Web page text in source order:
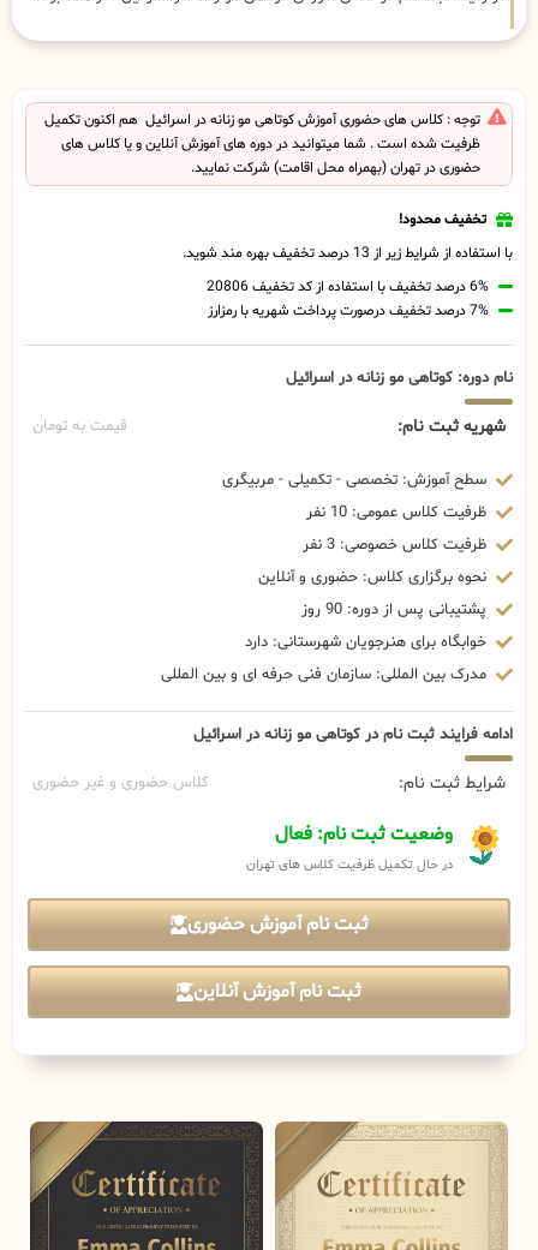
توجه : کلاس های حضوری آموزش کوتاهی مو زنانه در اسرائیل هم اکنون تکمیل
ظرفیت شده است . شما میتوانید در دوره های آموزش آنلاین و یا کلاس های
حضوری در تهران (بهمراه محل اقامت) شرکت نمایید.
تخفیف محدود!
با استفاده از شرایط زیر از 13 درصد تخفیف بهره مند شوید.
6% درصد تخفیف با استفاده از کد تخفیف 20806
7% درصد تخفیف درصورت پرداخت شهریه با رمزارز
نام دوره: کوتاهی مو زنانه در اسرائیل
شهریه ثبت نام: قیمت به تومان
سطح آموزش: تخصصی - تکمیلی - مربیگری
ظرفیت کلاس عمومی: 10 نفر
ظرفیت کلاس خصوصی: 3 نفر
نحوه برگزاری کلاس: حضوری و آنلاین
پشتیبانی پس از دوره: 90 روز
خوابگاه برای هنرجویان شهرستانی: دارد
مدرک بین المللی: سازمان فنی حرفه ای و بین المللی
ادامه فرایند ثبت نام در کوتاهی مو زنانه در اسرائیل
شرایط ثبت نام: کلاس حضوری و غیر حضوری
وضعیت ثبت نام: فعال
در حال تکمیل ظرفیت کلاس های تهران
ثبت نام آموزش حضوری
ثبت نام آموزش آنلاین